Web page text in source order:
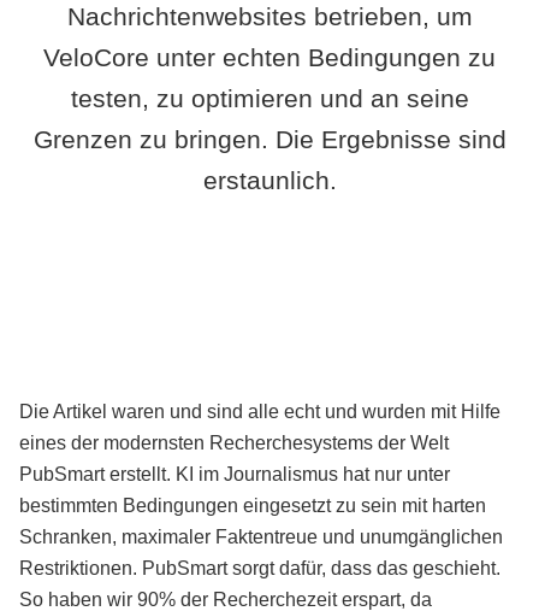
Nachrichtenwebsites betrieben, um
VeloCore unter echten Bedingungen zu
testen, zu optimieren und an seine
Grenzen zu bringen. Die Ergebnisse sind
erstaunlich.
Die Artikel waren und sind alle echt und wurden mit Hilfe
eines der modernsten Recherchesystems der Welt
PubSmart erstellt. KI im Journalismus hat nur unter
bestimmten Bedingungen eingesetzt zu sein mit harten
Schranken, maximaler Faktentreue und unumgänglichen
Restriktionen. PubSmart sorgt dafür, dass das geschieht.
So haben wir 90% der Recherchezeit erspart, da